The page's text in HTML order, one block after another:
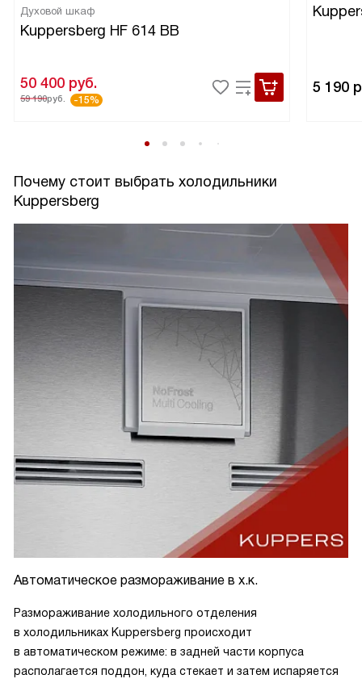
Духовой шкаф
Kuppersberg HF 614 BB
50 400 руб.
59 190руб. -15%
5 190
Почему стоит выбрать холодильники
Kuppersberg
Автоматическое размораживание в х.к.
Размораживание холодильного отделения
в холодильниках Kuppersberg происходит
в автоматическом режиме: в задней части корпуса
располагается поддон, куда стекает и затем испаряется